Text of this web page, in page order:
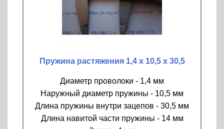
Пружина растяжения 1,4 х 10,5 х 30,5
Диаметр проволоки - 1,4 мм
Наружный диаметр пружины - 10,5 мм
Длина пружины внутри зацепов - 30,5 мм
Длина навитой части пружины - 14 мм